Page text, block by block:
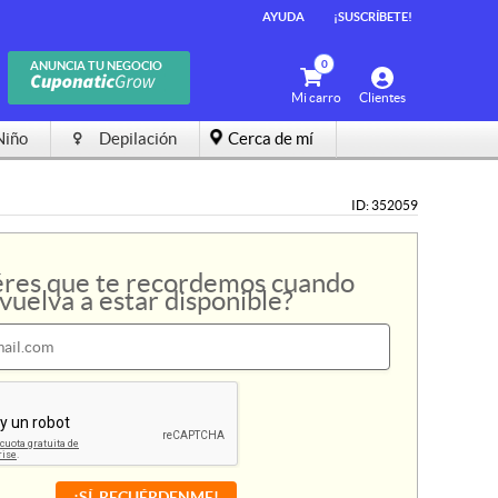
AYUDA ¡SUSCRÍBETE!
ANUNCIA TU NEGOCIO
Clientes
0
Mi carro
Depilación Cerca de mí
ID: 352059
que te recordemos cuando
a estar disponible?
AYUDA ¡SUSCRÍBETE!
ANUNCIA TU NEGOCIO
Clientes
0
Mi carro
Depilación Cerca de mí